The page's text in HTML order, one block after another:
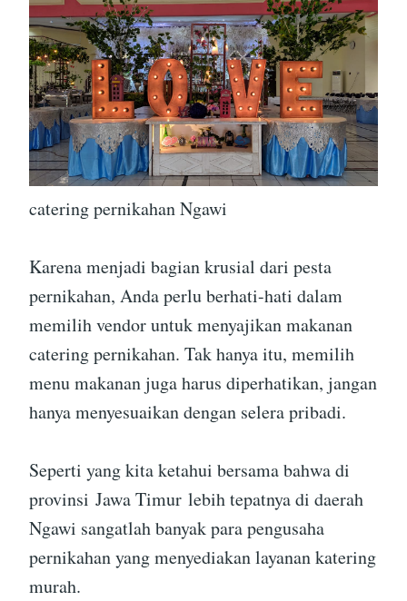
catering pernikahan Ngawi
Karena menjadi bagian krusial dari pesta
pernikahan, Anda perlu berhati-hati dalam
memilih vendor untuk menyajikan makanan
catering pernikahan. Tak hanya itu, memilih
menu makanan juga harus diperhatikan, jangan
hanya menyesuaikan dengan selera pribadi.
Seperti yang kita ketahui bersama bahwa di
provinsi Jawa Timur lebih tepatnya di daerah
Ngawi sangatlah banyak para pengusaha
pernikahan yang menyediakan layanan katering
murah.